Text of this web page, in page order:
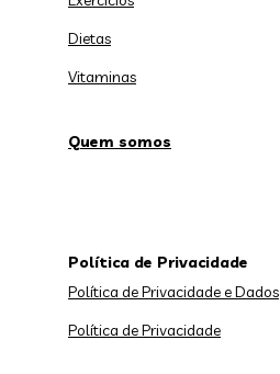
Dietas
Vitaminas
Quem somos
Política de Privacidade
Política de Privacidade e Dados
Política de Privacidade